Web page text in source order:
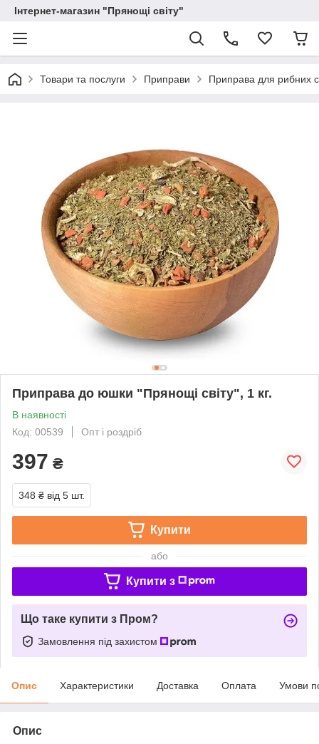
Інтернет-магазин "Прянощі світу"
Товари та послуги Приправи Приправа для рибних
Приправа до юшки "Прянощi світу", 1 кг.
В наявності
Код: 00539
Опт і роздріб
397 ₴
348 ₴ від 5 шт.
Купити
або
Купити з
Що таке купити з Пром?
Замовлення під захистом
Опис Характеристики Доставка Оплата Умови
Опис